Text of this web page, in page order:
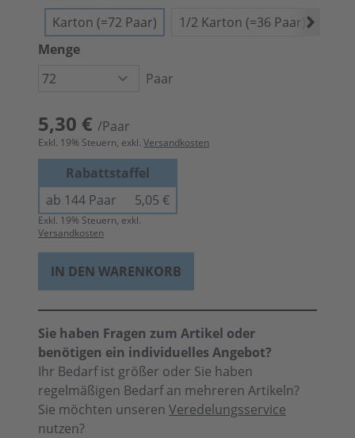
Karton (=72 Paar)
1/2 Karton (=36 Paar)
Menge
Paar
5,30 € /Paar
Exkl. 19% Steuern, exkl. Versandkosten
Rabattstaffel
ab 144 Paar
5,05 €
Exkl. 19% Steuern, exkl.
Versandkosten
IN DEN WARENKORB
Sie haben Fragen zum Artikel oder
benötigen ein individuelles Angebot?
Ihr Bedarf ist größer oder Sie haben
regelmäßigen Bedarf an mehreren Artikeln?
Sie möchten unseren Veredelungsservice
nutzen?